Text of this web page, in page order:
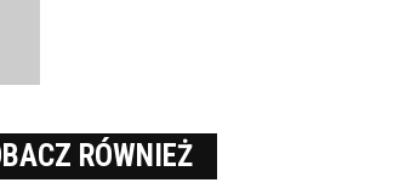
RÓWNIEŻ